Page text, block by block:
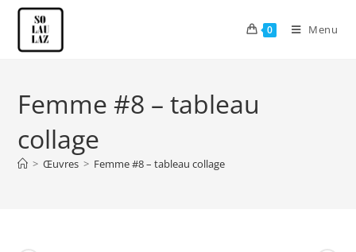
0 Menu
Femme #8 – tableau
collage
> Œuvres > Femme #8 – tableau collage